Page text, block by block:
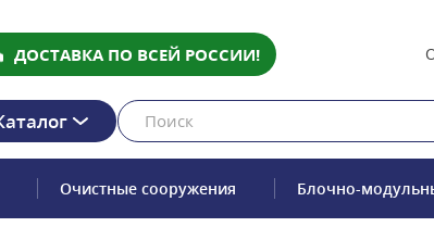
ДОСТАВКА ПО ВСЕЙ РОССИИ!
Очистные сооружения Блочно-